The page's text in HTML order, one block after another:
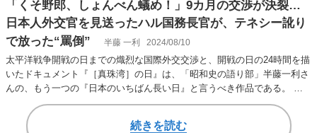
「くそ野郎、しょんべん蟻め！」9カ月の交渉が決裂…
日本人外交官を見送ったハル国務長官が、テネシー訛り
で放った“罵倒”
半藤 一利 2024/08/10
太平洋戦争開戦の日までの熾烈な国際外交交渉と、開戦の日の24時間を描
いたドキュメント『［真珠湾］の日』は、「昭和史の語り部」半藤一利さ
んの、もう一つの『日本のいちばん長い日』と言うべき作品である。 本
書より一部抜粋…
続きを読む